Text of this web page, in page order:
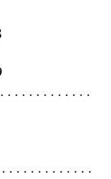
. . . . . . . . . . .
. . . . . . . . . . . .